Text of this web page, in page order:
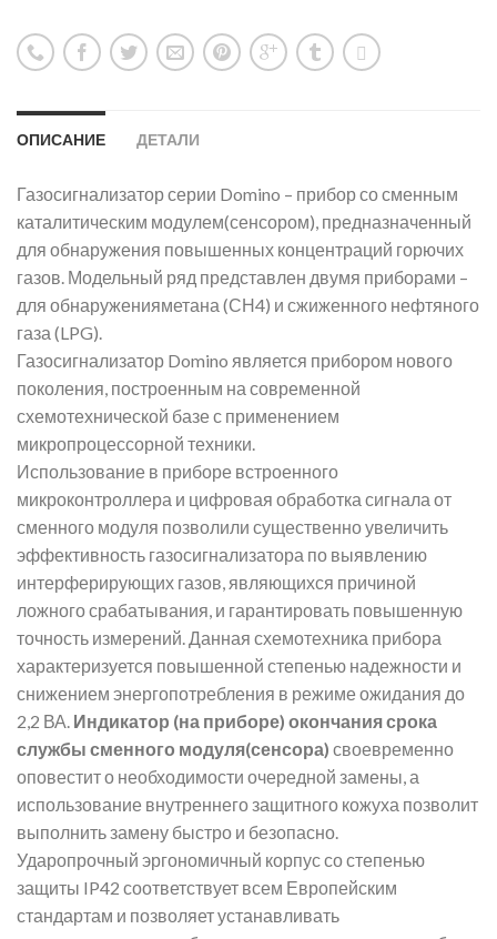
ОПИСАНИЕ ДЕТАЛИ
Газосигнализатор серии Domino – прибор со сменным
каталитическим модулем(сенсором), предназначенный
для обнаружения повышенных концентраций горючих
газов. Модельный ряд представлен двумя приборами –
для обнаруженияметана (СН4) и сжиженного нефтяного
газа (LPG).
Газосигнализатор Domino является прибором нового
поколения, построенным на современной
схемотехнической базе с применением
микропроцессорной техники.
Использование в приборе встроенного
микроконтроллера и цифровая обработка сигнала от
сменного модуля позволили существенно увеличить
эффективность газосигнализатора по выявлению
интерферирующих газов, являющихся причиной
ложного срабатывания, и гарантировать повышенную
точность измерений. Данная схемотехника прибора
характеризуется повышенной степенью надежности и
снижением энергопотребления в режиме ожидания до
2,2 ВА. Индикатор (на приборе) окончания срока
службы сменного модуля(сенсора) своевременно
оповестит о необходимости очередной замены, а
использование внутреннего защитного кожуха позволит
выполнить замену быстро и безопасно.
Ударопрочный эргономичный корпус со степенью
защиты IP42 соответствует всем Европейским
стандартам и позволяет устанавливать